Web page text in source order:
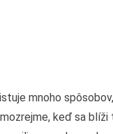
mnoho
keď sa